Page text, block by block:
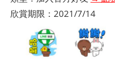
欣賞期限：2021/7/14